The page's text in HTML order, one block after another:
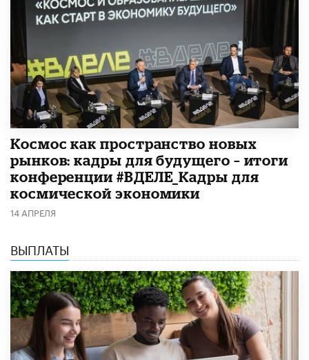
Космос как пространство новых
рынков: кадры для будущего – итоги
конференции #ВДЕЛЕ_Кадры для
космической экономики
14 АПРЕЛЯ
ВЫПЛАТЫ